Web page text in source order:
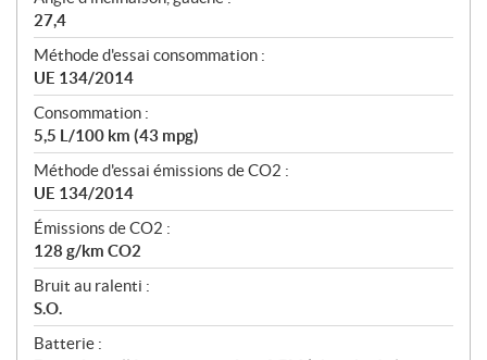
27,4
Méthode d'essai consommation :
UE 134/2014
Consommation :
5,5 L/100 km (43 mpg)
Méthode d'essai émissions de CO2 :
UE 134/2014
Émissions de CO2 :
128 g/km CO2
Bruit au ralenti :
S.O.
Batterie :